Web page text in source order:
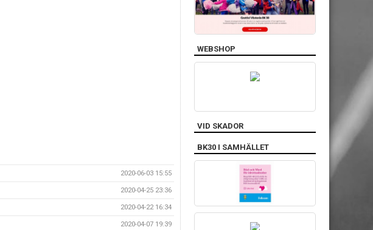
2020-06-03 15:55
2020-04-25 23:36
2020-04-22 16:34
2020-04-07 19:39
WEBSHOP
VID SKADOR
BK30 I SAMHÄLLET